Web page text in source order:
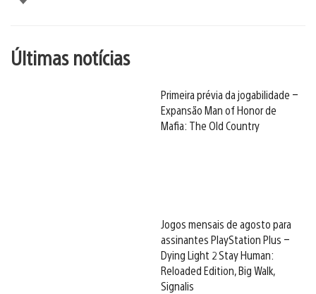
Últimas notícias
Primeira prévia da jogabilidade –
Expansão Man of Honor de
Mafia: The Old Country
Jogos mensais de agosto para
assinantes PlayStation Plus –
Dying Light 2 Stay Human:
Reloaded Edition, Big Walk,
Signalis